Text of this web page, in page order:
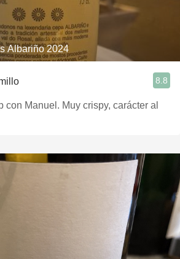
Albariño 2024
8.8
con Manuel. Muy crispy, carácter al